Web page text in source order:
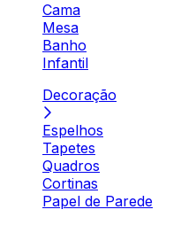
Cama
Mesa
Banho
Infantil
Decoração
Espelhos
Tapetes
Quadros
Cortinas
Papel de Parede